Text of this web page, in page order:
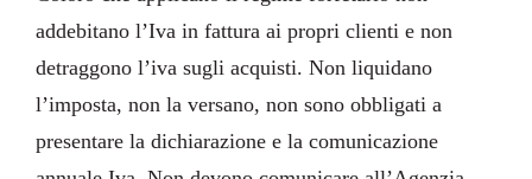
addebitano l’Iva in fattura ai propri clienti e non
detraggono l’iva sugli acquisti. Non liquidano
l’imposta, non la versano, non sono obbligati a
presentare la dichiarazione e la comunicazione